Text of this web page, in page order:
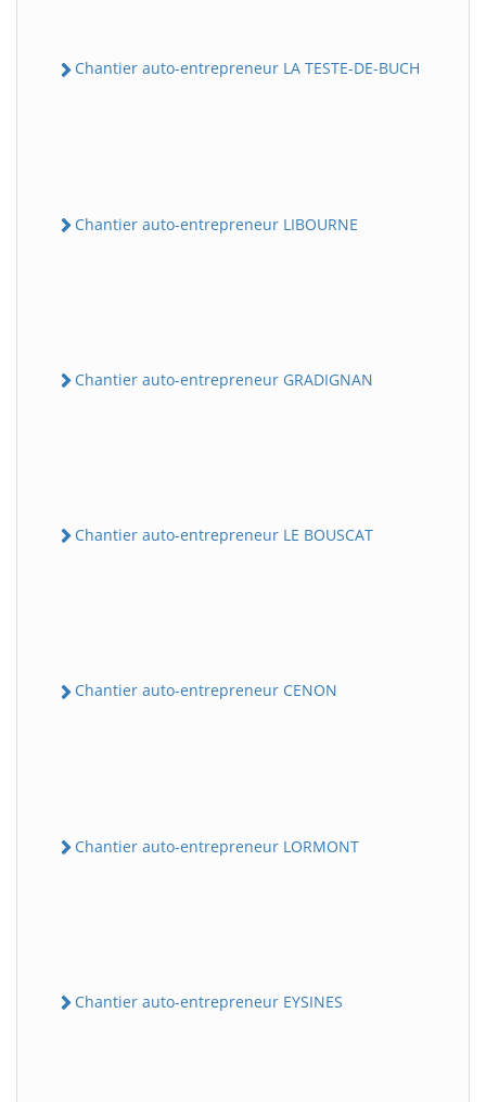
Chantier auto-entrepreneur LA TESTE-DE-BUCH
Chantier auto-entrepreneur LIBOURNE
Chantier auto-entrepreneur GRADIGNAN
Chantier auto-entrepreneur LE BOUSCAT
Chantier auto-entrepreneur CENON
Chantier auto-entrepreneur LORMONT
Chantier auto-entrepreneur EYSINES